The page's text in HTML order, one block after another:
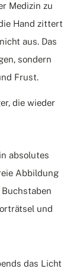
Medizin zu
Hand zittert
aus. Das
sondern
Frust.
die wieder
absolutes
Abbildung
Buchstaben
und
das Licht